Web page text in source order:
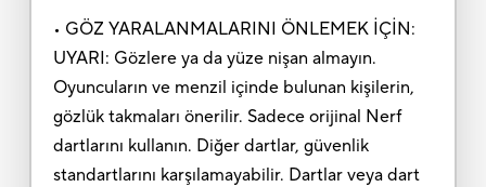
• GÖZ YARALANMALARINI ÖNLEMEK İÇİN:
UYARI: Gözlere ya da yüze nişan almayın.
Oyuncuların ve menzil içinde bulunan kişilerin,
gözlük takmaları önerilir. Sadece orijinal Nerf
dartlarını kullanın. Diğer dartlar, güvenlik
standartlarını karşılamayabilir. Dartlar veya dart